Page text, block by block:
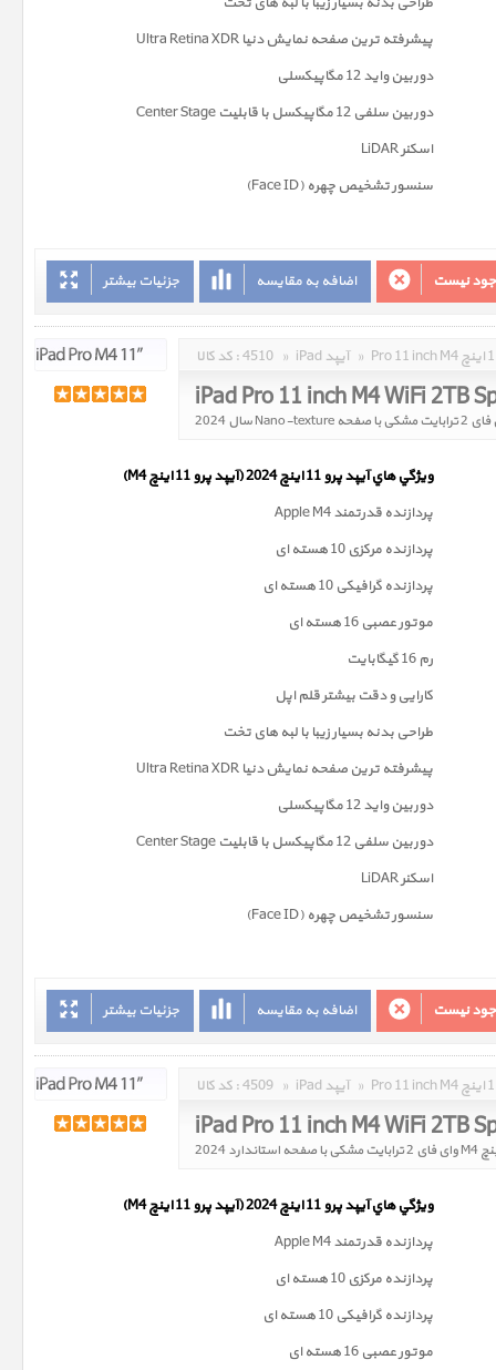
پیشرفته ترین صفحه نمايش دنیا Ultra Retina XDR
دوربين واید 12 مگاپیکسلی
دوربین سلفی 12 مگاپیکسل با قابلیت Center Stage
اسکنر LiDAR
سنسور تشخیص چهره (Face ID)
جزئیات بیشتر اضافه به مقایسه نیست
کد کالا : 4510 » iPad آیپد »
ويژگي هاي آيپد پرو 11 اینچ 2024 (آیپد پرو 11 اینچ M4)
پردازنده قدرتمند Apple M4
پردازنده مرکزی 10 هسته ای
پردازنده گرافیکی 10 هسته ای
موتور عصبی 16 هسته ای
رم 16 گیگابایت
کارایی و دقت بیشتر قلم اپل
طراحی بدنه بسیار زیبا با لبه های تخت
پیشرفته ترین صفحه نمايش دنیا Ultra Retina XDR
دوربين واید 12 مگاپیکسلی
دوربین سلفی 12 مگاپیکسل با قابلیت Center Stage
اسکنر LiDAR
سنسور تشخیص چهره (Face ID)
جزئیات بیشتر اضافه به مقایسه نیست
کد کالا : 4509 » iPad آیپد »
ويژگي هاي آيپد پرو 11 اینچ 2024 (آیپد پرو 11 اینچ M4)
پردازنده قدرتمند Apple M4
پردازنده مرکزی 10 هسته ای
پردازنده گرافیکی 10 هسته ای
موتور عصبی 16 هسته ای